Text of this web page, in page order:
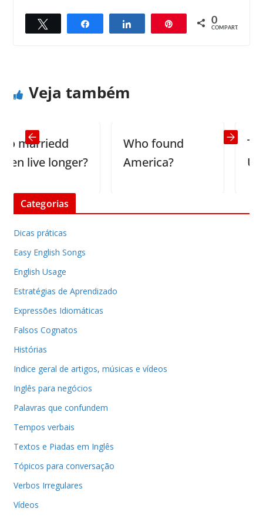
Compartilhar Compartilhar 0
COMPART.
← Previous
Next →
Veja também
marriedd
live longer?
Who found
America?
The
Us
Categorias
Dicas práticas
Easy English Songs
English Usage
Estratégias de Aprendizado
Expressões Idiomáticas
Falsos Cognatos
Histórias
Indice geral de artigos, músicas e vídeos
Inglês para negócios
Palavras que confundem
Tempos verbais
Textos e Piadas em Inglês
Tópicos para conversação
Verbos Irregulares
Vídeos